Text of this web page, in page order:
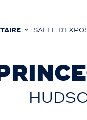
SALLE